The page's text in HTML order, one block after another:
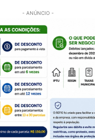
- ANÚNCIO -